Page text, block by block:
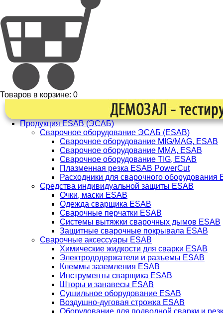
Товаров в корзине: 0
Продукция ESAB (ЭСАБ)
Сварочное оборудование ЭСАБ (ESAB)
Сварочное оборудование MIG/MAG, ESAB
Сварочное оборудование ММА, ESAB
Сварочное оборудование TIG, ESAB
Плазменная резка ESAB PowerCut
Расходники для сварочного оборудования
Средства индивидуальной защиты ESAB
Очки, маски ESAB
Одежда сварщика ESAB
Сварочные перчатки ESAB
Системы вытяжки сварочных дымов ESAB
Защитные сварочные покрывала ESAB
Сварочные аксессуары ESAB
Химические жидкости для сварки ESAB
Электрододержатели и разъемы ESAB
Клеммы заземления ESAB
Инструменты сварщика ESAB
Шторы и занавесы ESAB
Сушильное оборудование ESAB
Воздушно-дуговая строжка ESAB
Оборудование для подводной сварки и